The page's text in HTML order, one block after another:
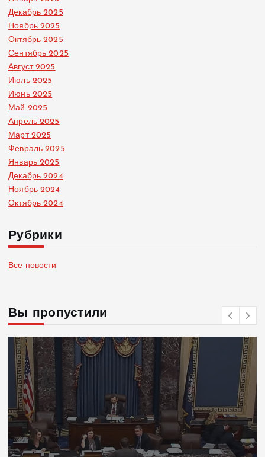
Декабрь 2025
Ноябрь 2025
Октябрь 2025
Сентябрь 2025
Август 2025
Июль 2025
Июнь 2025
Май 2025
Апрель 2025
Март 2025
Февраль 2025
Январь 2025
Декабрь 2024
Ноябрь 2024
Октябрь 2024
Рубрики
Все новости
Вы пропустили